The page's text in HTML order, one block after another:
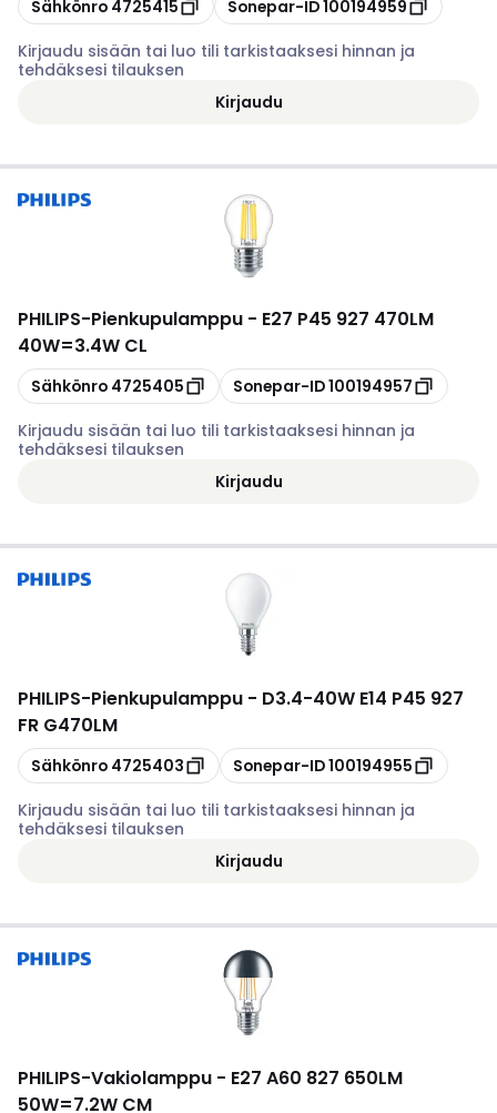
Sähkönro 4725415 Sonepar-ID100194959
Kirjaudu sisään tai luo tili tarkistaaksesi hinnan ja
tehdäksesi tilauksen
Kirjaudu
PHILIPS-Pienkupulamppu - E27 P45 927 470LM
40W=3.4W CL
Kopioi
Sähkönro 4725405 Kopioi
Sonepar-ID100194957
Kirjaudu sisään tai luo tili tarkistaaksesi hinnan ja
tehdäksesi tilauksen
Kirjaudu
PHILIPS-Pienkupulamppu - D3.4-40W E14 P45 927
FR G470LM
Kopioi
Sähkönro 4725403 Kopioi
Sonepar-ID100194955
Kirjaudu sisään tai luo tili tarkistaaksesi hinnan ja
tehdäksesi tilauksen
Kirjaudu
PHILIPS-Vakiolamppu - E27 A60 827 650LM
50W=7.2W CM